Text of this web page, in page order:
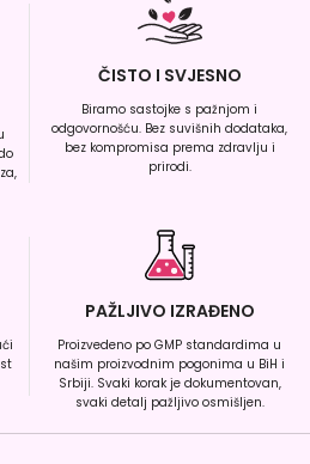
ČISTO I SVJESNO
Biramo sastojke s pažnjom i
odgovornošću. Bez suvišnih dodataka,
bez kompromisa prema zdravlju i
prirodi.
PAŽLJIVO IZRAĐENO
Proizvedeno po GMP standardima u
našim proizvodnim pogonima u BiH i
Srbiji. Svaki korak je dokumentovan,
svaki detalj pažljivo osmišljen.